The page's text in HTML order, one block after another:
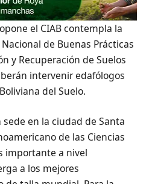
el CIAB contempla la
de Buenas Prácticas
y Recuperación de Suelos
intervenir edafólogos
del Suelo.
sede en la ciudad de Santa
de las Ciencias
importante a nivel
a los mejores